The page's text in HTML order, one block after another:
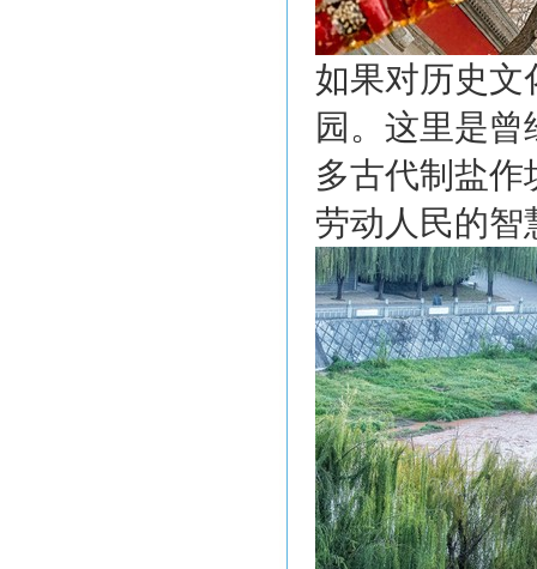
如果对历史文
园。这里是
多古代制盐
劳动人民的智